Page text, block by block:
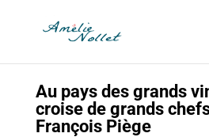
Au pays des grands
croise de grands
François Piège